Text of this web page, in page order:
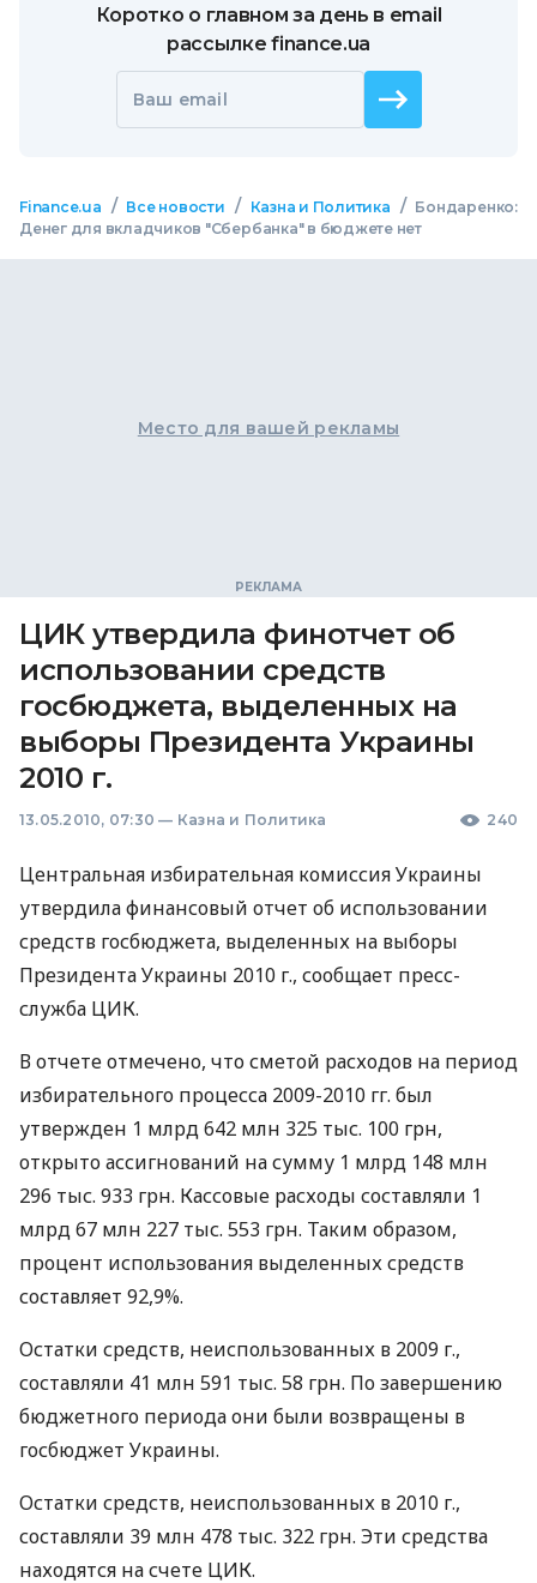
Коротко о главном за день в email
рассылке finance.ua
Ваш email
Finance.ua / Все новости / Казна и Политика / Бондаренко:
Денег для вкладчиков "Сбербанка" в бюджете нет
Место для вашей рекламы
ЦИК утвердила финотчет об
использовании средств
госбюджета, выделенных на
выборы Президента Украины
2010 г.
13.05.2010, 07:30 — Казна и Политика 240
Центральная избирательная комиссия Украины
утвердила финансовый отчет об использовании
средств госбюджета, выделенных на выборы
Президента Украины 2010 г., сообщает пресс-
служба ЦИК.
В отчете отмечено, что сметой расходов на период
избирательного процесса 2009-2010 гг. был
утвержден 1 млрд 642 млн 325 тыс. 100 грн,
открыто ассигнований на сумму 1 млрд 148 млн
296 тыс. 933 грн. Кассовые расходы составляли 1
млрд 67 млн 227 тыс. 553 грн. Таким образом,
процент использования выделенных средств
составляет 92,9%.
Остатки средств, неиспользованных в 2009 г.,
составляли 41 млн 591 тыс. 58 грн. По завершению
бюджетного периода они были возвращены в
госбюджет Украины.
Остатки средств, неиспользованных в 2010 г.,
составляли 39 млн 478 тыс. 322 грн. Эти средства
находятся на счете ЦИК.